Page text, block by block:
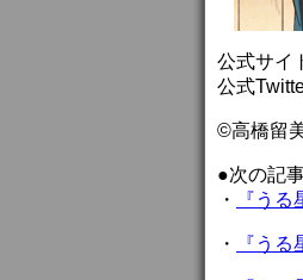
公式サイ
公式
©高橋留
●次の
・
『う
・ 『う